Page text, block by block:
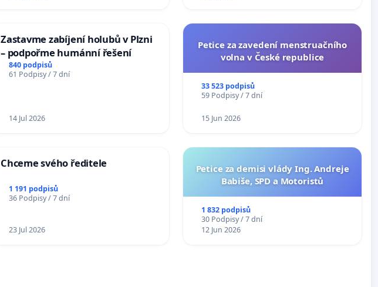
Zastavme zabíjení holubů v Plzni
– podpořme humánní řešení
840 podpisů
61 Podpisy / 7 dní
14 Jul 2026
Petice za zavedení menstruačního
volna v České republice
33 523 podpisů
59 Podpisy / 7 dní
15 Jun 2026
Chceme svého ředitele
1 191 podpisů
36 Podpisy / 7 dní
23 Jul 2026
Petice za demisi vlády Ing. Andreje
Babiše, SPD a Motoristů
1 832 podpisů
30 Podpisy / 7 dní
12 Jun 2026